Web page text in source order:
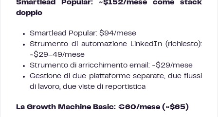
Smartlead Popular: ~$152/mese come stack
doppio
Smartlead Popular: $94/mese
Strumento di automazione LinkedIn (richiesto):
~$29–49/mese
Strumento di arricchimento email: ~$29/mese
Gestione di due piattaforme separate, due flussi
di lavoro, due viste di reportistica
La Growth Machine Basic: €60/mese (~$65)